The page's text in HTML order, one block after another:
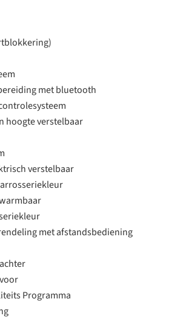
met bluetooth
hoogte verstelbaar
verstelbaar
met afstandsbediening
Programma